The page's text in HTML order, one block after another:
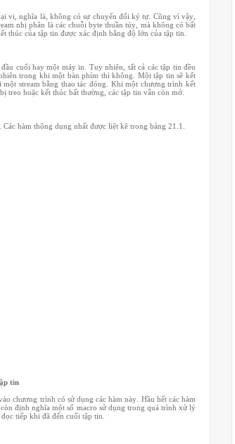
vi, nghĩa là, không có sự chuyển đổi ký tự. Cũng vì vậy,
nhị phân là các chuỗi byte thuần túy, mà không có bất
thúc của tập tin được xác định bằng độ lớn của tập tin.
cuối hay một máy in. Tuy nhiên, tất cả các tập tin đều
trong khi một bàn phím thì không. Một tập tin sẽ kết
stream bằng thao tác đóng. Khi một chương trình kết
hoặc kết thúc bất thường, các tập tin vẫn còn mở.
hàm thông dụng nhất được liệt kê trong bảng 21.1.
tin
chương trình có sử dụng các hàm này. Hầu hết các hàm
còn định nghĩa một số macro sử dụng trong quá trình xử lý
tiếp khi đã đến cuối tập tin.